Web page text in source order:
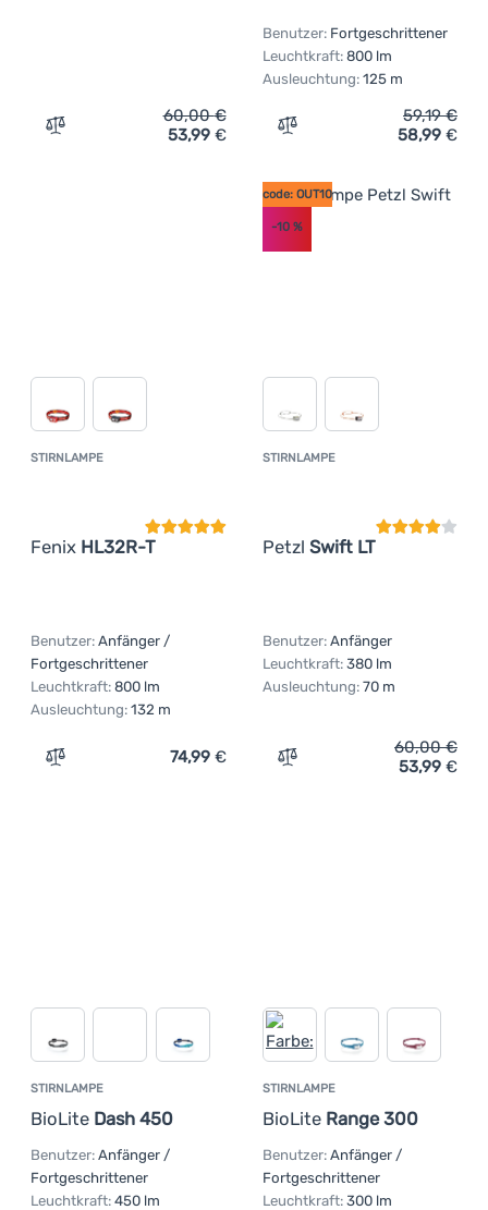
Zum Vergleich 'Stirnlampe Petzl Actik (2025)'
60,00€
53,99 €
Benutzer: Fortgeschrittener
Leuchtkraft: 800 lm
Ausleuchtung: 125 m
Zum Vergleich
59,19€
58,99 €
STIRNLAMPE
Fenix HL32R-T
Kundenbewertung
Benutzer: Anfänger /
Fortgeschrittener
Leuchtkraft: 800 lm
Ausleuchtung: 132 m
Zum Vergleich 'Stirnlampe Fenix HL32R-T' hinzufügen
74,99 €
STIRNLAMPE
Petzl Swift LT
code: OUT10
-10%
Benutzer: Anfänger
Leuchtkraft: 380 lm
Ausleuchtung: 70 m
Zum Vergleich
60,00€
53,99 €
STIRNLAMPE
BioLite Dash 450
Benutzer: Anfänger /
Fortgeschrittener
Leuchtkraft: 450 lm
STIRNLAMPE
BioLite Range 300
Benutzer: Anfänger /
Fortgeschrittener
Leuchtkraft: 300 lm